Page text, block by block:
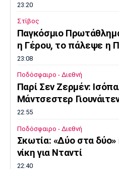
23:20
Στίβος
Παγκόσμιο
η Γέρου, το πάλεψε η
23:08
Ποδόσφαιρο - Διεθνή
Παρί Σεν Ζερμέν:
Μάντσεστερ
22:55
Ποδόσφαιρο - Διεθνή
Σκωτία: «Δύο στα
νίκη για Νταντί
22:40